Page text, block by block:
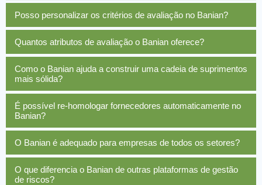
Posso personalizar os critérios de avaliação no Banian?
Quantos atributos de avaliação o Banian oferece?
Como o Banian ajuda a construir uma cadeia de suprimentos
mais sólida?
É possível re-homologar fornecedores automaticamente no
Banian?
O Banian é adequado para empresas de todos os setores?
O que diferencia o Banian de outras plataformas de gestão
de riscos?